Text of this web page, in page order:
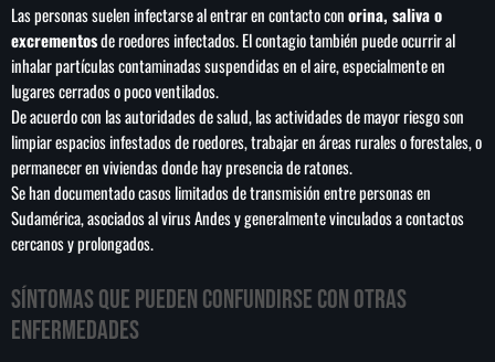
Las personas suelen infectarse al entrar en contacto conorina, saliva o
excrementosde roedores infectados. El contagio también puede ocurrir al
inhalar partículas contaminadas suspendidas en el aire, especialmente en
lugares cerrados o poco ventilados.
De acuerdo con las autoridades de salud, las actividades de mayor riesgo son
limpiar espacios infestados de roedores, trabajar en áreas rurales o forestales, o
permanecer en viviendas donde hay presencia de ratones.
Se han documentado casos limitados de transmisión entre personas en
Sudamérica, asociados al virus Andes y generalmente vinculados a contactos
cercanos y prolongados.
Síntomas que pueden confundirse con otras
enfermedades